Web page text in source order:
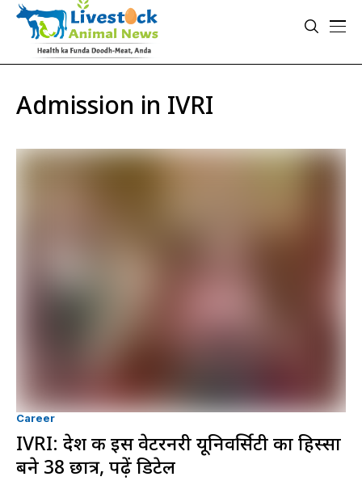
Admission in IVRI
Career
IVRI: देश की इस वेटरनरी यूनिवर्सिटी का हिस्सा
बने 38 छात्र, पढ़ें डिटेल